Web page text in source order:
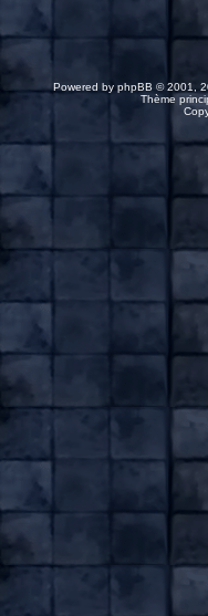
Powered by phpBB © 2001,
Thème